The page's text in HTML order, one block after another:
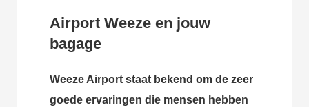
Airport Weeze en jouw
bagage
Weeze Airport staat bekend om de zeer
goede ervaringen die mensen hebben